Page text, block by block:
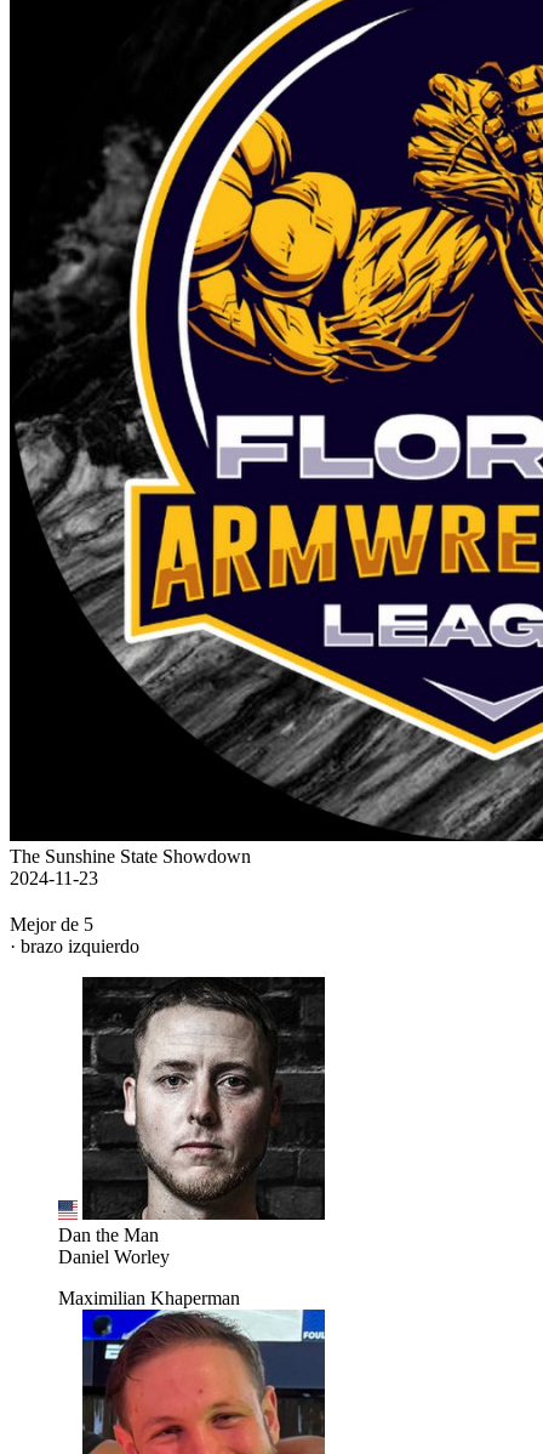
The Sunshine State Showdown
2024-11-23
Mejor de 5
· brazo izquierdo
Dan the Man
Daniel Worley
Maximilian Khaperman